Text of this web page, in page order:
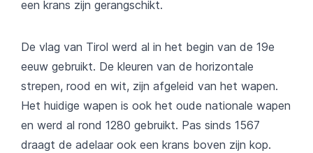
een krans zijn gerangschikt.
De vlag van Tirol werd al in het begin van de 19e
eeuw gebruikt. De kleuren van de horizontale
strepen, rood en wit, zijn afgeleid van het wapen.
Het huidige wapen is ook het oude nationale wapen
en werd al rond 1280 gebruikt. Pas sinds 1567
draagt de adelaar ook een krans boven zijn kop.